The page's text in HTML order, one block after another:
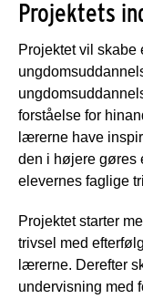
Projektets
Projektet vil skabe
forståelse for
lærerne have
den i højere gøres
elevernes faglige
Projektet starter
trivsel med
lærerne. Derefter
undervisning med